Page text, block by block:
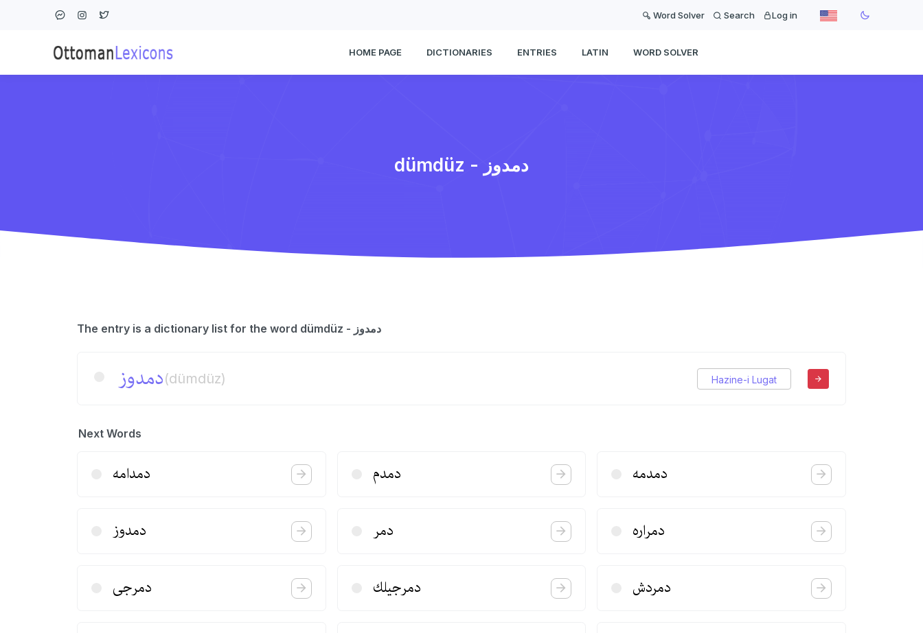
Word Solver Search Log in
HOME PAGE DICTIONARIES ENTRIES LATIN WORD SOLVER
dümdüz - دمدوز
The entry is a dictionary list for the word dümdüz - دمدوز
دمدوز(dümdüz) Hazine-i Lugat
Next Words
دمدامه دمدم دمدمه
دمدوز دمر دمراره
دمرجی دمرجیلك دمردش